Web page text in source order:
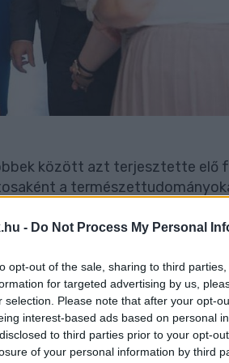
- Do Not Process My Personal
opt-out of the sale, sharing to third
for targeted advertising by us,
selection. Please note that after your opt-
interest-based ads based on personal
to third parties prior to your opt-
of your personal information by third
között azt terjesztette elő
a
Lenkai egyébként
látogatása nem kapott
és nem marasztalják el,
megjelent az iskolai